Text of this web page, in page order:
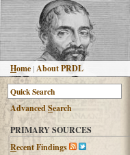
Home |About PRDL
AdvancedSearch
PRIMARY SOURCES
Recent Findings